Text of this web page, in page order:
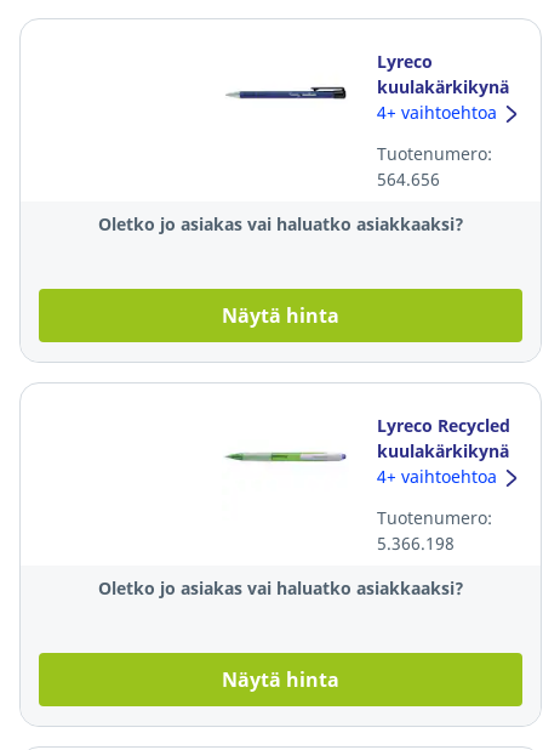
Lyreco
kuulakärkikynä
mekanismilla
4+ vaihtoehtoa
Tuotenumero:
564.656
Oletko jo asiakas vai haluatko asiakkaaksi?
Näytä hinta
Lyreco Recycled
kuulakärkikynä
mekanismilla,
4+ vaihtoehtoa
Tuotenumero:
5.366.198
Oletko jo asiakas vai haluatko asiakkaaksi?
Näytä hinta